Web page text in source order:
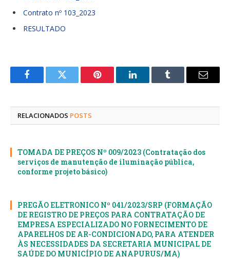
Contrato nº 103_2023
RESULTADO
FacebookTwitter Pinterest LinkedInTumblr
E-
RELACIONADOS POSTS
TOMADA DE PREÇOS Nº 009/2023 (Contratação dos
serviços de manutenção de iluminação pública,
conforme projeto básico)
PREGÃO ELETRONICO Nº 041/2023/SRP (FORMAÇÃO
DE REGISTRO DE PREÇOS PARA CONTRATAÇÃO DE
EMPRESA ESPECIALIZADO NO FORNECIMENTO DE
APARELHOS DE AR-CONDICIONADO, PARA ATENDER
ÀS NECESSIDADES DA SECRETARIA MUNICIPAL DE
SAÚDE DO MUNICÍPIO DE ANAPURUS/MA)